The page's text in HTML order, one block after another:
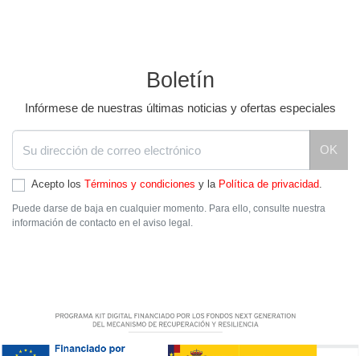
Boletín
Infórmese de nuestras últimas noticias y ofertas especiales
OK
Acepto los Términos y condiciones y la Política de privacidad.
Puede darse de baja en cualquier momento. Para ello, consulte nuestra
información de contacto en el aviso legal.